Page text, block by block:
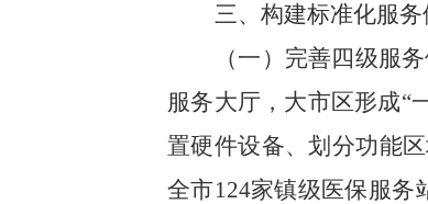
三、构建标准化服
（一）完善四级服务
服务大厅，大市区形成“
置硬件设备、划分功能
全市124家镇级医保服务